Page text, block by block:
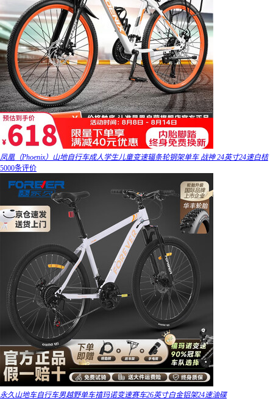
凤凰（Phoenix）山地自行车成人学生儿童变速辐条轮钢架单车 战神 24英寸24速白桔
5000条评价
永久山地车自行车男越野单车禧玛诺变速赛车26英寸白金铝架24速油碟